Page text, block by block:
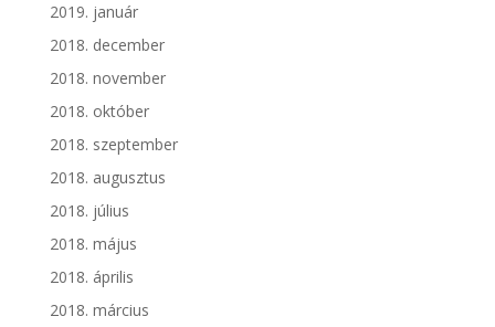
2019. január
2018. december
2018. november
2018. október
2018. szeptember
2018. augusztus
2018. július
2018. május
2018. április
2018. március